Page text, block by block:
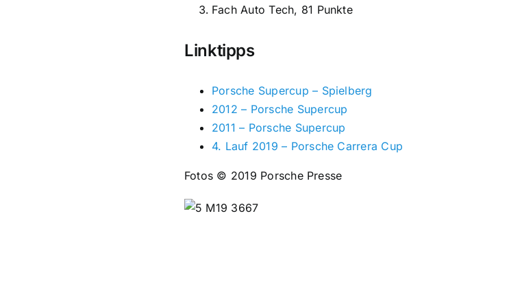
Fach Auto Tech, 81 Punkte
Linktipps
Porsche Supercup – Spielberg
2012 – Porsche Supercup
2011 – Porsche Supercup
4. Lauf 2019 – Porsche Carrera Cup
Fotos © 2019 Porsche Presse